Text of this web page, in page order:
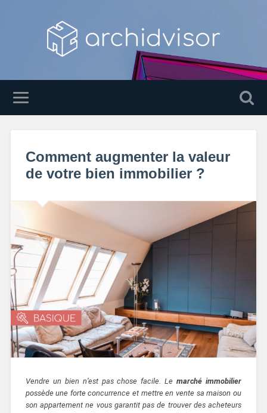
Comment augmenter la valeur
de votre bien immobilier ?
Vendre un bien n’est pas chose facile. Lemarché immobilier
possède une forte concurrence et mettre en vente sa maison ou
son appartement ne vous garantit pas de trouver des acheteurs